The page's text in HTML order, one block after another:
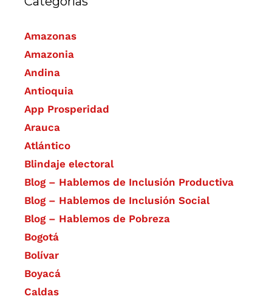
Amazonas
Amazonia
Andina
Antioquia
App Prosperidad
Arauca
Atlántico
Blindaje electoral
Blog – Hablemos de Inclusión Productiva
Blog – Hablemos de Inclusión Social
Blog – Hablemos de Pobreza
Bogotá
Bolívar
Boyacá
Caldas